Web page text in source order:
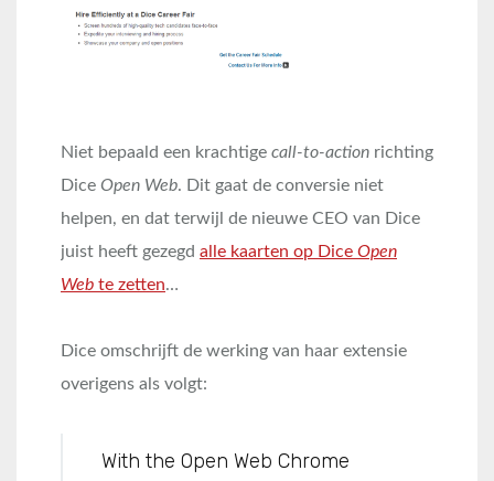
Niet bepaald een krachtige call-to-action richting
Dice Open Web. Dit gaat de conversie niet
helpen, en dat terwijl de nieuwe CEO van Dice
juist heeft gezegd alle kaarten op Dice Open
Web te zetten…
Dice omschrijft de werking van haar extensie
overigens als volgt:
With the Open Web Chrome